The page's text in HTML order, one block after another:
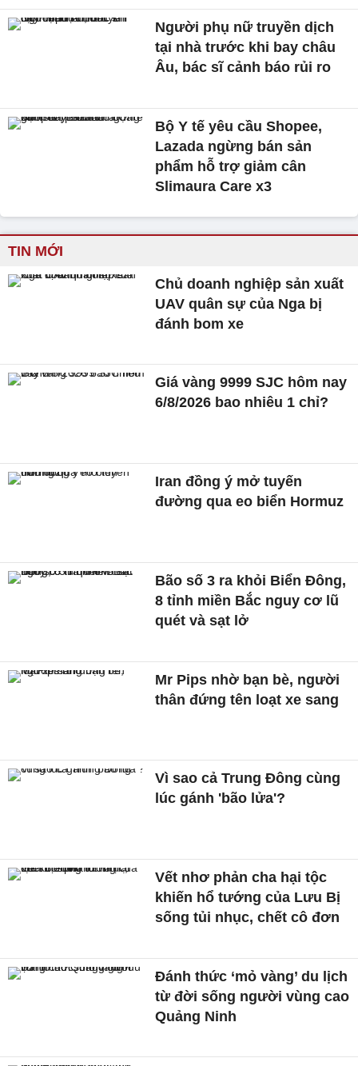
Người phụ nữ truyền dịch
tại nhà trước khi bay châu
Âu, bác sĩ cảnh báo rủi ro
Bộ Y tế yêu cầu Shopee,
Lazada ngừng bán sản
phẩm hỗ trợ giảm cân
Slimaura Care x3
TIN MỚI
Chủ doanh nghiệp sản xuất
UAV quân sự của Nga bị
đánh bom xe
Giá vàng 9999 SJC hôm nay
6/8/2026 bao nhiêu 1 chỉ?
Iran đồng ý mở tuyến
đường qua eo biển Hormuz
Bão số 3 ra khỏi Biển Đông,
8 tỉnh miền Bắc nguy cơ lũ
quét và sạt lở
Mr Pips nhờ bạn bè, người
thân đứng tên loạt xe sang
Vì sao cả Trung Đông cùng
lúc gánh 'bão lửa'?
Vết nhơ phản cha hại tộc
khiến hổ tướng của Lưu Bị
sống tủi nhục, chết cô đơn
Đánh thức ‘mỏ vàng’ du lịch
từ đời sống người vùng cao
Quảng Ninh